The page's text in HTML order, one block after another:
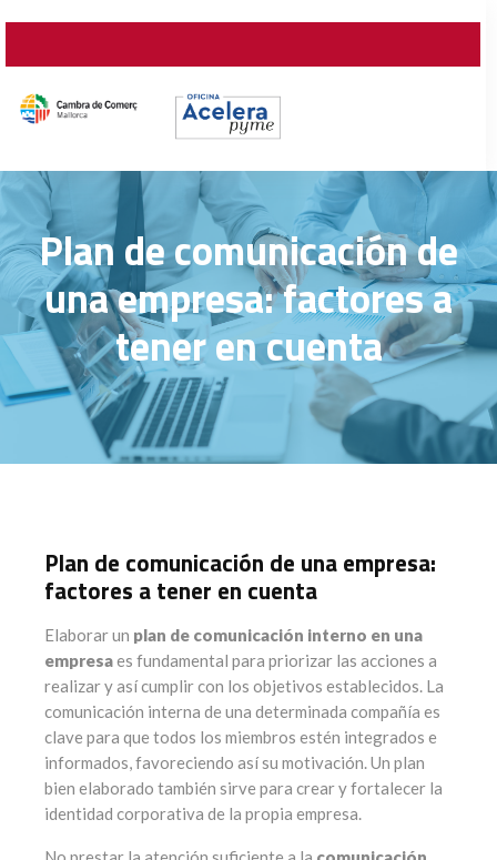
Plan de comunicación de
una empresa: factores a
tener en cuenta
Plan de comunicación de una empresa:
factores a tener en cuenta
Elaborar un plan de comunicación interno en una
empresaes fundamental para priorizar las acciones a
realizar y así cumplir con los objetivos establecidos. La
comunicación interna de una determinada compañía es
clave para que todos los miembros estén integrados e
informados, favoreciendo así su motivación. Un plan
bien elaborado también sirve para crear y fortalecer la
identidad corporativa de la propia empresa.